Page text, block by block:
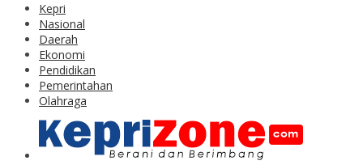
Kepri
Nasional
Daerah
Ekonomi
Pendidikan
Pemerintahan
Olahraga